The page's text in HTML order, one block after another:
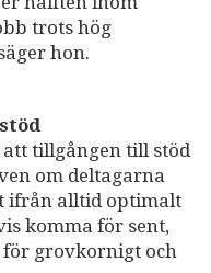
trots hög
hon.
tillgången till stöd
om deltagarna
ifrån alltid optimalt
komma för sent,
grovkornigt och